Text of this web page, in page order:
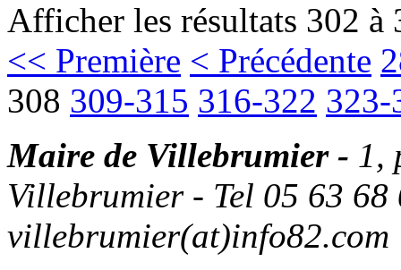
Afficher les résultats 302 à
<< Première < Précédente
308 309-315 316-322 323-
Maire de Villebrumier - 1,
Villebrumier - Tel 05 63
villebrumier(at)info82.com